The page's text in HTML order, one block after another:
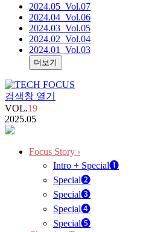
2024.05 _Vol.07
2024.04 _Vol.06
2024.03 _Vol.05
2024.02 _Vol.04
2024.01
_Vol.03
더보기
검색창 열기
VOL.19
2025.05
Focus Story ›
Intro + Special❶
Special❷
Special❸
Special❹
Special❺